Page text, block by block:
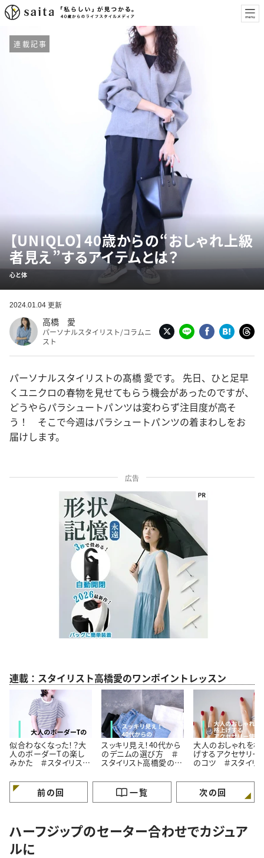
連載記事
【UNIQLO】40歳からの“おしゃれ上級
者見え”するアイテムとは？
心と体
2024.01.04 更新
高橋 愛
パーソナルスタイリスト/コラムニ
スト
パーソナルスタイリストの髙橋 愛です。 先日、ひと足早
くユニクロの春物を見せてもらう機会があったのですが、
どうやらパラシュートパンツは変わらず注目度が高そ
う！ そこで今週はパラシュートパンツの着まわしをお
届けします。
広告
連載：スタイリスト高橋愛のワンポイントレッスン
似合わなくなった！？大
人のボーダーTの楽し
みかた ＃スタイリスト
｜vol.1
スッキリ見え！40代から
のデニムの選び方 ＃
スタイリスト高橋愛の着
大人のおしゃれを格
げするアクセサリー
のコツ ＃スタイリ
｜vol.3
前の回 一覧 次の回
ハーフジップのセーター合わせでカジュア
ルに